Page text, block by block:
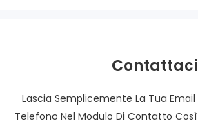
Contattaci
Lascia Semplicemente La Tua Email
Telefono Nel Modulo Di Contatto